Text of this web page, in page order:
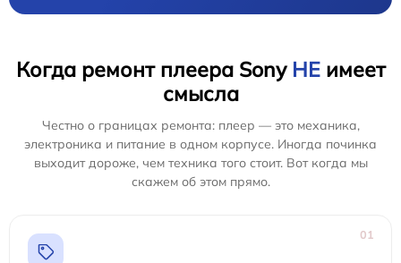
Когда ремонт плеера Sony НЕимеет
смысла
Честно о границах ремонта: плеер — это механика,
электроника и питание в одном корпусе. Иногда починка
выходит дороже, чем техника того стоит. Вот когда мы
скажем об этом прямо.
01